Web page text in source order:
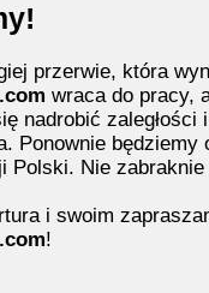
przerwie, która
wraca do pracy,
nadrobić
Ponownie
Polski. Nie
i swoim
!